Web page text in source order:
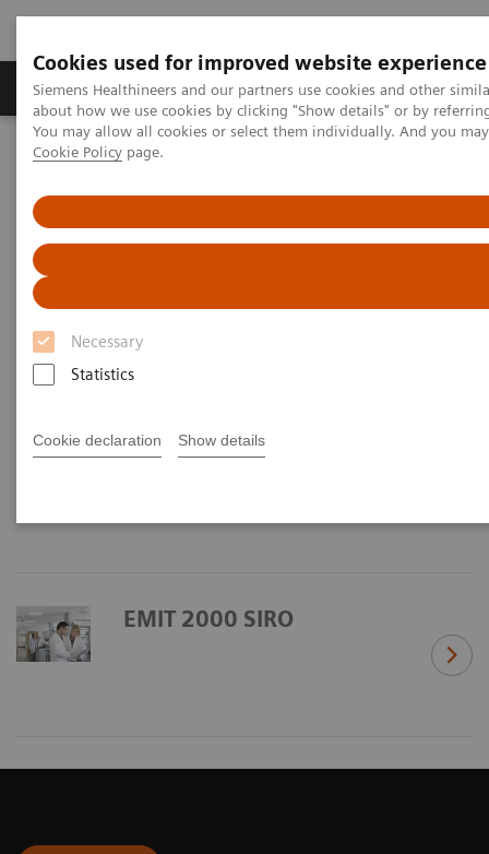
Cookies used for improved website experience
Siemens Healthineers and our partners use cookies and other
about how we use cookies by clicking "Show details" or by
You may allow all cookies or select them individually. And you
Cookie Policy page.
Necessary
Statistics
Cookie declaration Show details
Zobrazovací technika Laboratorní diagnostika
Home
Laboratorní diagnostika
Sirolimus Assays
Sirolimus Assays
Dimension Systems - SIRO
EMIT 2000 SIRO